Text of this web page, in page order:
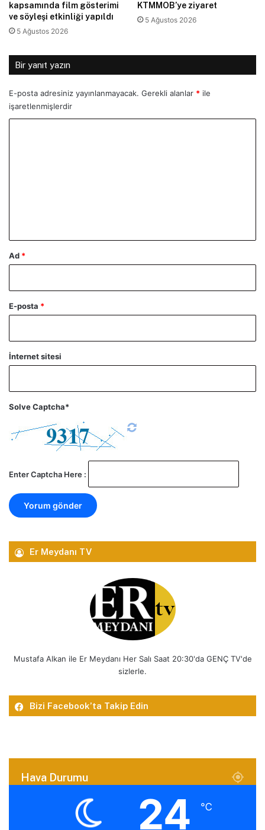
kapsamında film gösterimi
ve söyleşi etkinliği yapıldı
5 Ağustos 2026
KTMMOB’ye ziyaret
5 Ağustos 2026
Bir yanıt yazın
E-posta adresiniz yayınlanmayacak. Gerekli alanlar * ile
işaretlenmişlerdir
Ad *
E-posta *
İnternet sitesi
Solve Captcha*
Enter Captcha Here :
Er Meydanı TV
Mustafa Alkan ile Er Meydanı Her Salı Saat 20:30'da GENÇ TV'de
sizlerle.
Bizi Facebook’ta Takip Edin
Hava Durumu
24 ℃